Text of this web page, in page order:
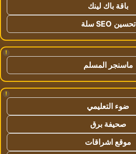
باقة باك لينك
تحسين SEO سلة
!
ماسنجر المسلم
!
ضوء التعليمي
صحيفة برق
موقع اشراقات